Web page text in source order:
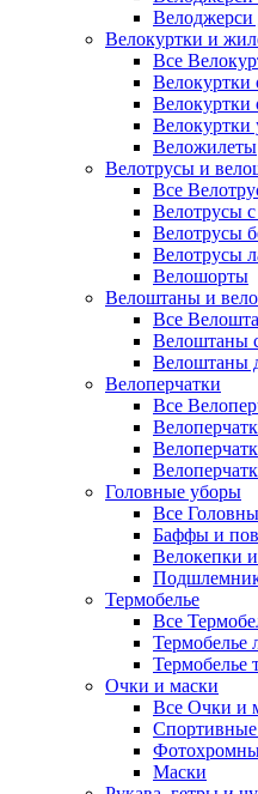
Велокуртки и
Все
Велокуртки
Велокуртки
Велокуртки
Веложилеты
Велотрусы и
Все
Велотрусы
Велотрусы
Велотрусы
Велошорты
Велоштаны и
Все
Велоштаны
Велоштаны
Велоперчатки
Все
Головные уборы
Все
Баффы и
Велокепки
Термобелье
Все
Термобелье
Термобелье
Очки и маски
Все Очки и
Маски